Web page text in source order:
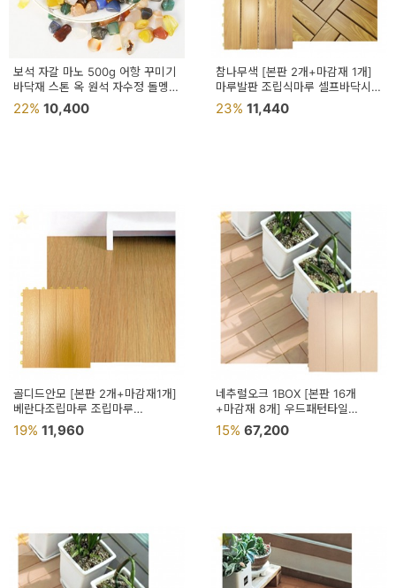
보석 자갈 마노 500g 어항 꾸미기
바닥재 스톤 옥 원석 자수정 돌멩이
칼라 작은 돌
22% 10,400
참나무색 [본판 2개+마감재 1개]
마루발판 조립식마루 셀프바닥시공
비접착식데코타일
23% 11,440
골디드안모 [본판 2개+마감재1개]
베란다조립마루 조립마루
우드패턴타일 바닥깔개
19% 11,960
네추럴오크 1BOX [본판 16개
+마감재 8개] 우드패턴타일
조립식데크타일 조립식우드타일
바닥깔개
15% 67,200